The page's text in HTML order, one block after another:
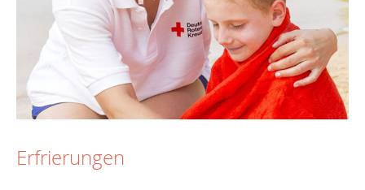
Erfrierungen